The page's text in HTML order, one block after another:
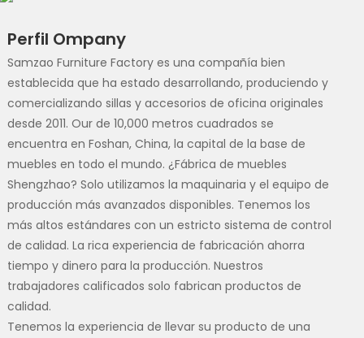
Perfil Ompany
Samzao Furniture Factory es una compañía bien
establecida que ha estado desarrollando, produciendo y
comercializando sillas y accesorios de oficina originales
desde 2011. Our de 10,000 metros cuadrados se
encuentra en Foshan, China, la capital de la base de
muebles en todo el mundo. ¿Fábrica de muebles
Shengzhao? Solo utilizamos la maquinaria y el equipo de
producción más avanzados disponibles. Tenemos los
más altos estándares con un estricto sistema de control
de calidad. La rica experiencia de fabricación ahorra
tiempo y dinero para la producción. Nuestros
trabajadores calificados solo fabrican productos de
calidad.
Tenemos la experiencia de llevar su producto de una